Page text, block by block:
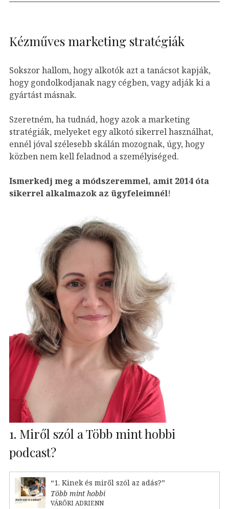
Kézműves marketing stratégiák
Sokszor hallom, hogy alkotók azt a tanácsot kapják,
hogy gondolkodjanak nagy cégben, vagy adják ki a
gyártást másnak.
Szeretném, ha tudnád, hogy azok a marketing
stratégiák, melyeket egy alkotó sikerrel használhat,
ennél jóval szélesebb skálán mozognak, úgy, hogy
közben nem kell feladnod a személyiséged.
Ismerkedj meg a módszeremmel, amit 2014 óta
sikerrel alkalmazok az ügyfeleimnél!
1. Miről szól a Több mint hobbi
podcast?
“1. Kinek és miről szól az adás?”
Több mint hobbi
VÁRŐRI ADRIENN